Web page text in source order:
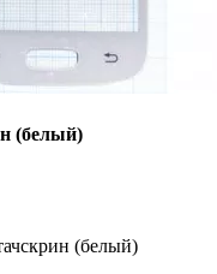
(белый)
(белый)